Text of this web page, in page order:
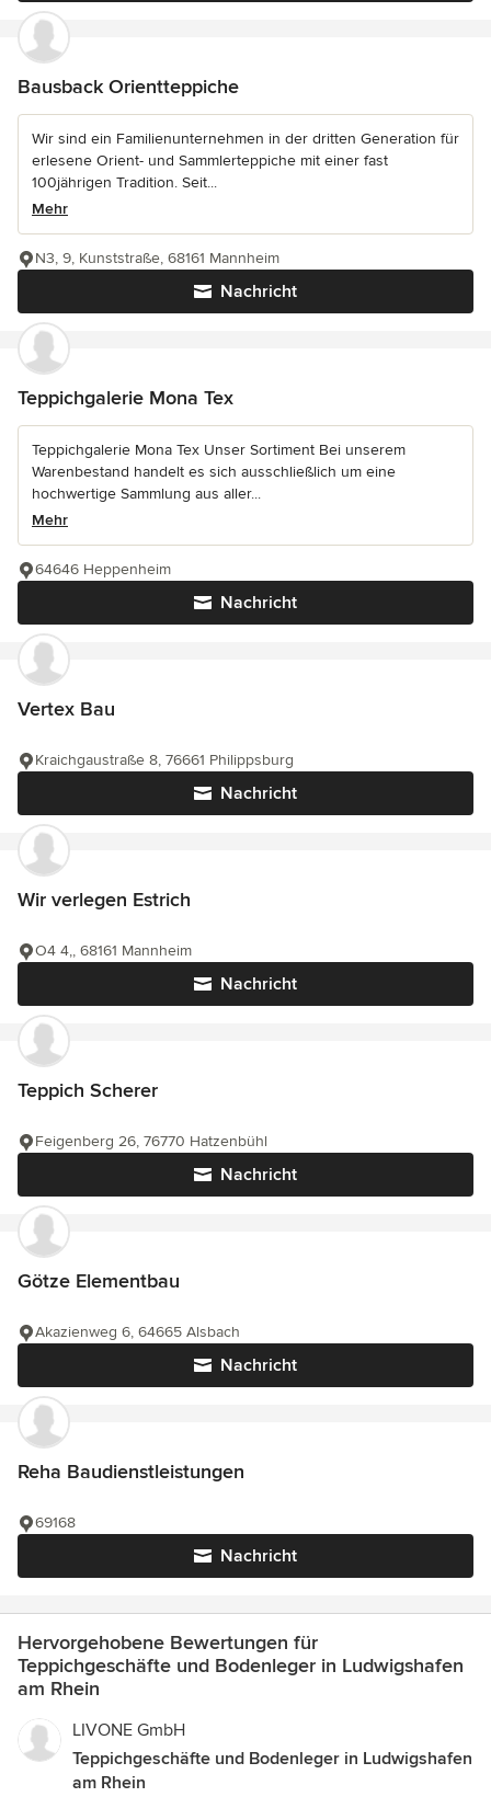
Bausback Orientteppiche
Wir sind ein Familienunternehmen in der dritten Generation für
erlesene Orient- und Sammlerteppiche mit einer fast
100jährigen Tradition. Seit...
Mehr
Nachricht
N3, 9, Kunststraße, 68161 Mannheim
Teppichgalerie Mona Tex
Teppichgalerie Mona Tex Unser Sortiment Bei unserem
Warenbestand handelt es sich ausschließlich um eine
hochwertige Sammlung aus aller...
Mehr
Nachricht
64646 Heppenheim
Vertex Bau
Nachricht
Kraichgaustraße 8, 76661 Philippsburg
Wir verlegen Estrich
Nachricht
O4 4,, 68161 Mannheim
Teppich Scherer
Nachricht
Feigenberg 26, 76770 Hatzenbühl
Götze Elementbau
Nachricht
Akazienweg 6, 64665 Alsbach
Reha Baudienstleistungen
Nachricht
69168
Hervorgehobene Bewertungen für
Teppichgeschäfte und Bodenleger in Ludwigshafen
am Rhein
LIVONE GmbH
Teppichgeschäfte und Bodenleger in Ludwigshafen
am Rhein